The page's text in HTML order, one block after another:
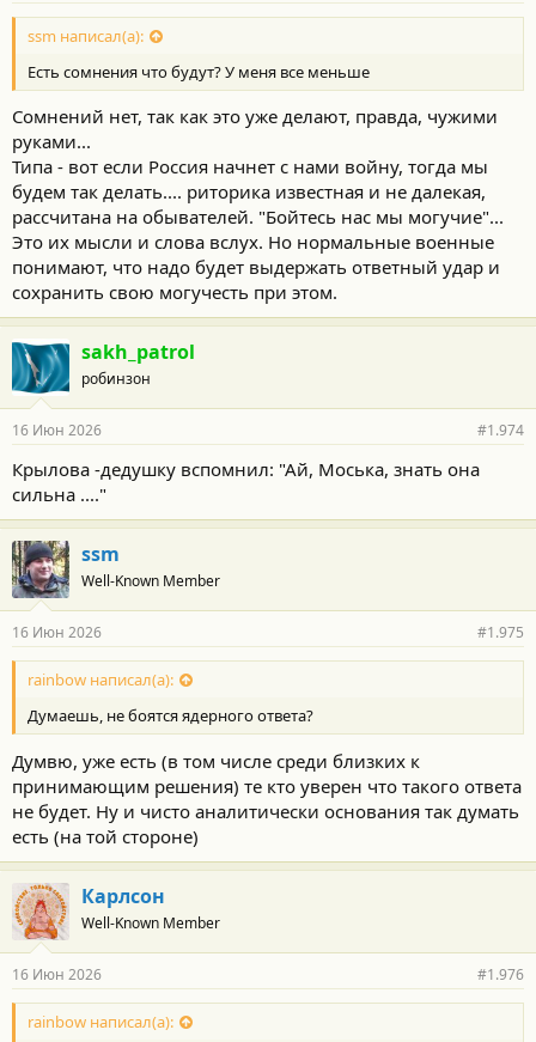
ssm написал(а):
Есть сомнения что будут? У меня все меньше
Сомнений нет, так как это уже делают, правда, чужими
руками...
Типа - вот если Россия начнет с нами войну, тогда мы
будем так делать.... риторика известная и не далекая,
рассчитана на обывателей. "Бойтесь нас мы могучие"...
Это их мысли и слова вслух. Но нормальные военные
понимают, что надо будет выдержать ответный удар и
сохранить свою могучесть при этом.
sakh_patrol
робинзон
16 Июн 2026 #1.974
Крылова -дедушку вспомнил: "Ай, Моська, знать она
сильна ...."
ssm
Well-Known Member
16 Июн 2026 #1.975
rainbow написал(а):
Думаешь, не боятся ядерного ответа?
Думвю, уже есть (в том числе среди близких к
принимающим решения) те кто уверен что такого ответа
не будет. Ну и чисто аналитически основания так думать
есть (на той стороне)
Карлсон
Well-Known Member
16 Июн 2026 #1.976
rainbow написал(а):